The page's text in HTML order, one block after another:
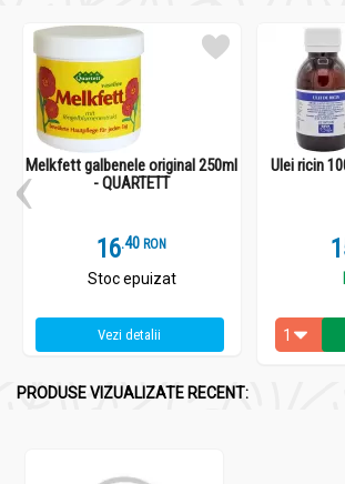
Melkfett galbenele original 250ml
- QUARTETT
16.4 RON
Stoc epuizat
Vezi detalii
Ulei ricin
PRODUSE VIZUALIZATE RECENT: